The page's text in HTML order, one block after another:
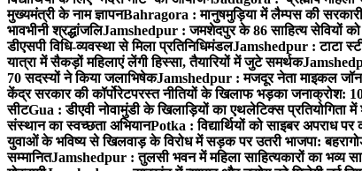
मुख्यमंत्री के नाम ज्ञापनBahragora : मानुषमुड़िया में लैम्पस की
भावभीनी श्रद्धांजलिJamshedpur : जमशेदपुर के 86 साहित्य सेवियों को
डीएसपी विधि-व्यवस्था से मिला प्रतिनिधिमंडलJamshedpur : टाटा
यात्रा में सैकड़ों महिलाएं लेंगी हिस्सा, तैयारियों में जुटे समर्थक
70 सदस्यों ने किया जलाभिषेकJamshedpur : मजदूर नेता माइकल
केंद्र सरकार की कॉर्पोरेटपरस्त नीतियों के खिलाफ भड़का जनाक्रोश:
सीटGua : डीएवी नोवामुंडी के खिलाड़ियों का एथलेटिक्स प्रतियोगिता
संस्थान का स्वच्छता अभियानPotka : विद्यार्थियों को साइबर अपराध
युवाओं के भविष्य से खिलवाड़ के विरोध में सड़क पर उतरी भाजपा:
सम्मानितJamshedpur : तुलसी भवन में महिला साहित्यकारों का भव्य